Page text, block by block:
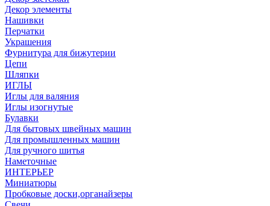
Декор элементы
Нашивки
Перчатки
Украшения
Фурнитура для бижутерии
Цепи
Шляпки
ИГЛЫ
Иглы для валяния
Иглы изогнутые
Булавки
Для бытовых швейных машин
Для промышленных машин
Для ручного шитья
Наметочные
ИНТЕРЬЕР
Миниатюры
Пробковые доски,органайзеры